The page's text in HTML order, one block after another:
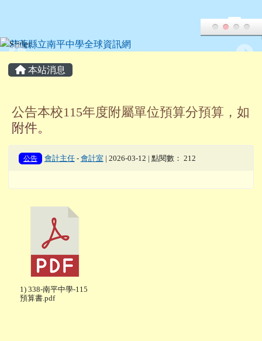
主內容區域
本站消息
公告本校115年度附屬單位預算分預算，如
附件。
公告 會計主任- 會計室 | 2026-03-12 | 點閱數： 212
1) 338-南平中學-115
預算書.pdf
頁尾區域